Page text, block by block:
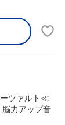
ツァルト≪
力アップ音